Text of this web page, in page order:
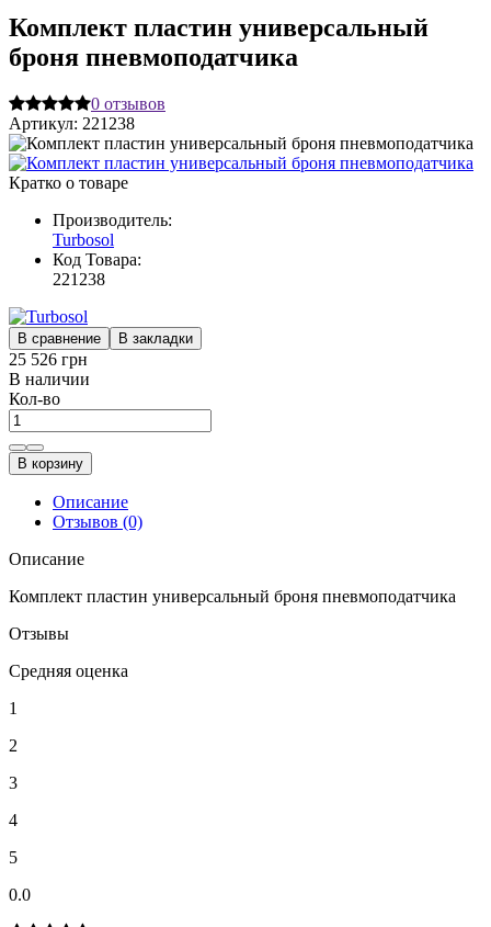
Комплект пластин универсальный
броня пневмоподатчика
0 отзывов
Артикул: 221238
Кратко о товаре
Производитель:
Turbosol
Код Товара:
221238
В сравнение В закладки
25 526 грн
В наличии
Кол-во
В корзину
Описание
Отзывов (0)
Описание
Комплект пластин универсальный броня пневмоподатчика
Отзывы
Средняя оценка
1
2
3
4
5
0.0